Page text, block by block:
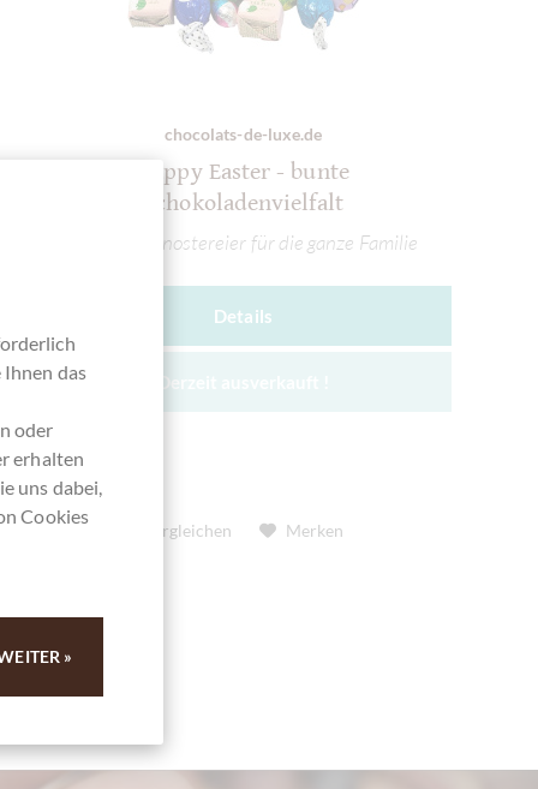
chocolats-de-luxe.de
Happy Easter - bunte
Schokoladenvielfalt
Schokoladenostereier für die ganze Familie
Details
Vergleichen Merken
das
oder
erhalten
uns dabei,
Cookies
»